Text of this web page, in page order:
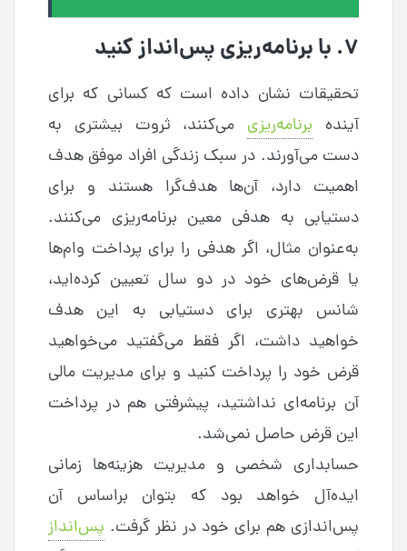
۷. با برنامه‌ریزی پس‌‌انداز کنید
تحقیقات نشان داده است که کسانی که برای
آینده برنامه‌ریزی می‌کنند، ثروت بیشتری به
دست می‌آورند. در سبک زندگی افراد موفق هدف
اهمیت دارد، آن‌ها هدف‌گرا هستند و برای
دستیابی به هدفی معین برنامه‌ریزی می‌کنند.
به‌عنوان مثال، اگر هدفی را برای پرداخت وام‌‌ها
یا قرض‌های خود در دو سال تعیین کرده‌اید،
شانس بهتری برای دستیابی به این هدف
خواهید داشت، اگر فقط می‌گفتید می‌خواهید
قرض خود را پرداخت کنید و برای مدیریت مالی
آن برنامه‌ای نداشتید، پیشرفتی هم در پرداخت
این قرض حاصل نمی‌شد.
حسابداری شخصی و مدیریت هزینه‌‌ها زمانی
ایده‌آل خواهد بود که بتوان براساس آن
پس‌‌اندازی هم برای خود در نظر گرفت. پس‌‌انداز